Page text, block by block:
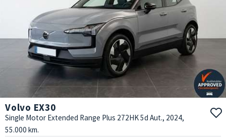
Volvo EX30
Single Motor Extended Range Plus 272HK 5d Aut., 2024,
55.000 km.